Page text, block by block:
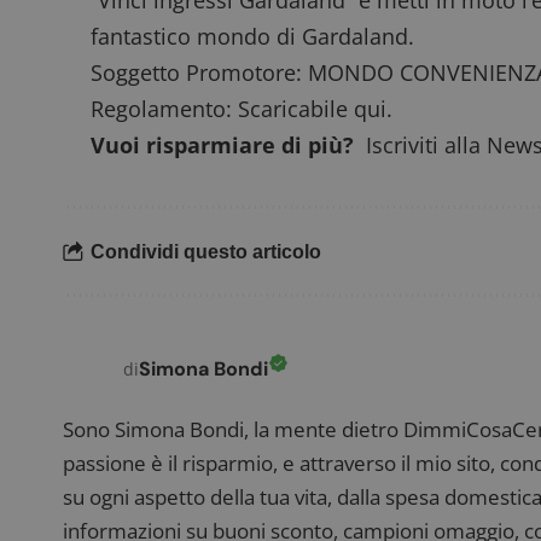
fantastico mondo di Gardaland.
Soggetto Promotore: MONDO
Regolamento: Scaricabile qui.
Vuoi risparmiare di più? Iscriviti alla
Condividi questo articolo
diSimona Bondi
Sono Simona Bondi, la mente dietro
passione è il risparmio, e attraverso il mio sito,
su ogni aspetto della tua vita, dalla spesa
informazioni su buoni sconto, campioni omaggio,